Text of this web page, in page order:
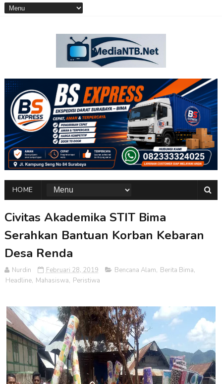
HOME
Civitas Akademika STIT Bima
Serahkan Bantuan Korban Kebaran
Desa Renda
Nurdin Februari 28, 2019 Bencana Alam, Berita Bima,
Headline, Mahasiswa, Peristiwa